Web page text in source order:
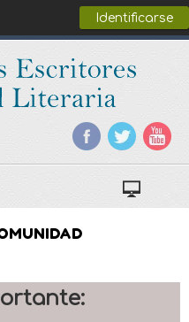
Identificarse